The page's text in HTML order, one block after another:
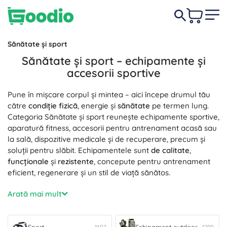
Sănătate și sport
Sănătate și sport – echipamente și
accesorii sportive
Pune în mișcare corpul și mintea – aici începe drumul tău
către condiție fizică, energie și sănătate pe termen lung.
Categoria Sănătate și sport reunește echipamente sportive,
aparatură fitness, accesorii pentru antrenament acasă sau
la sală, dispozitive medicale și de recuperare, precum și
soluții pentru slăbit. Echipamentele sunt de calitate,
funcționale și rezistente, concepute pentru antrenament
eficient, regenerare și un stil de viață sănătos.
Pentru antrenamente precise, alege din secțiunea
benzi de rezistență, gantere, saltele pentru yoga, corzi de
flexibilitatea. Iubitorii de mișcare în natură vor aprecia
Arată mai mult